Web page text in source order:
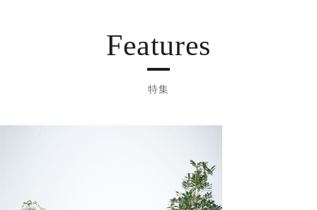
Features
特集